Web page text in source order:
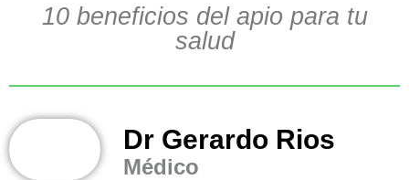
10 beneficios del apio para tu
salud
Dr Gerardo Rios
Médico